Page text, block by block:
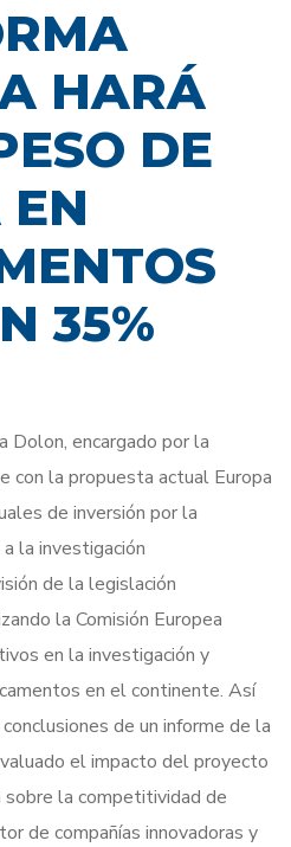
HARÁ
DE
EN
35%
Dolon, encargado por la
con la propuesta actual Europa
de inversión por la
la investigación
de la legislación
la Comisión Europea
en la investigación y
en el continente. Así
de un informe de la
el impacto del proyecto
la competitividad de
de compañías innovadoras y